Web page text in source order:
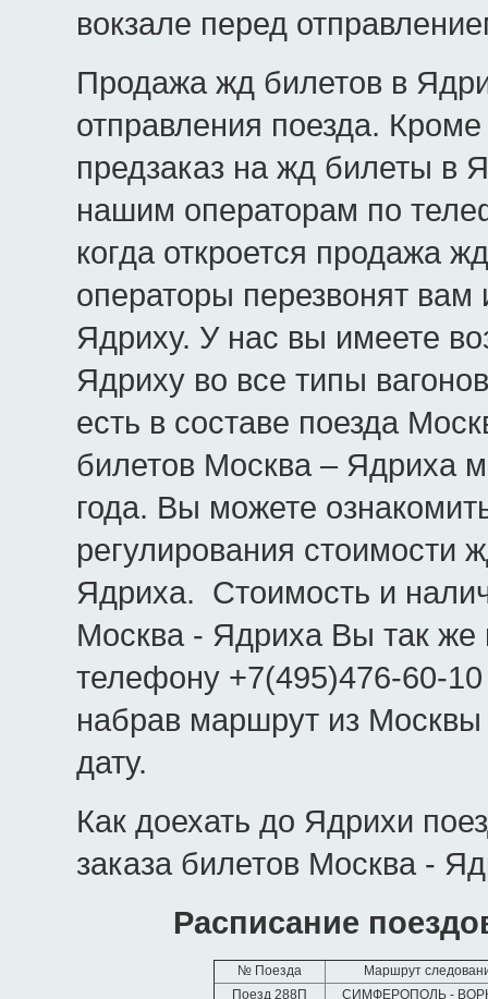
вокзале перед
Продажа жд билетов в
отправления поезда.
предзаказ на жд билеты в
нашим операторам по
когда откроется продажа
операторы перезвонят
Ядриху. У нас вы имеете
Ядриху во все типы
есть в составе поезда
билетов Москва – Ядриха
года. Вы можете
регулирования стоимости
Ядриха. Стоимость и
Москва - Ядриха Вы так же
телефону +7(495)476-60-
набрав маршрут из
дату.
Как доехать до Ядрихи
заказа билетов Москва -
Расписание
№ Поезда
Маршрут
Поезд 288П
СИМФЕРОПОЛЬ -